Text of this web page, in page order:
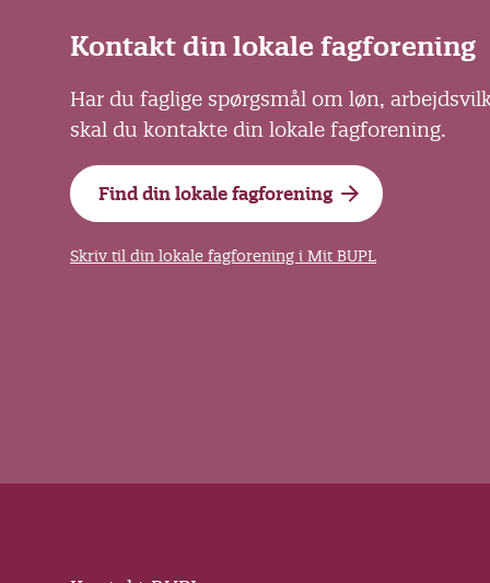
Kontakt din lokale fagforening
Har du faglige spørgsmål om løn,
skal du kontakte din lokale fagforening.
Find din lokale fagforening
Skriv til din lokale fagforening i Mit BUPL